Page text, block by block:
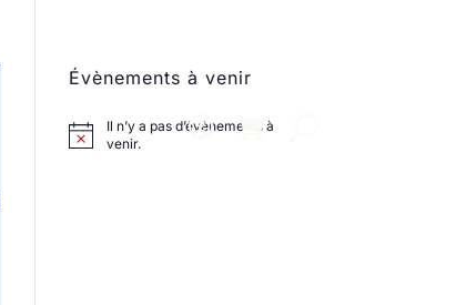
Évènements à venir
Il n’y a pas d’évènements à
venir.